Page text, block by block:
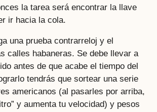
la tarea será encontrar la llave
ir hacia la cola.
una prueba contrarreloj y el
calles habaneras. Se debe llevar a
antes de que acabe el tiempo del
tendrás que sortear una serie
americanos (al pasarles por arriba,
y aumenta tu velocidad) y pesos